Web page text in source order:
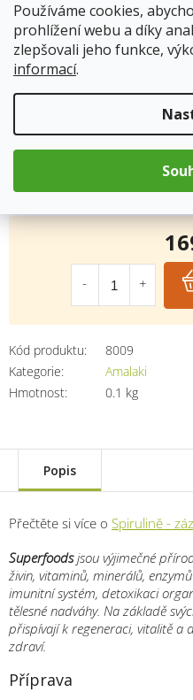
Používáme cookies,
prohlížení webu a díky
zlepšovali jeho funkce,
informací.
Vitamín C přispívá k
Podporuje činnost
Pomáhá ochraňovat
Zvyšuje vstřebávání železa
Doplněk stravy
Kód produktu:
8009
Kategorie:
Amalaki
Hmotnost: 0.1 kg
cena:
Popis
Přečtěte si více o Spirulině -
Superfoods jsou výjimečné
živin, vitaminů, minerálů,
imunitní systém, detoxikaci
tělesné nadváhy. Na základě
přispívají k regeneraci, vitalitě a
zdraví.
Příprava